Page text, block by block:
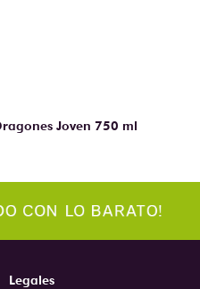
Joven 750 ml
Legales